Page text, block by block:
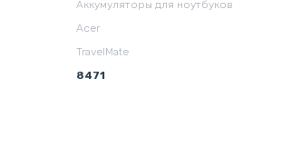
охлаждения в сборе
Аккумуляторы для ноутбуков
Acer
TravelMate
8471